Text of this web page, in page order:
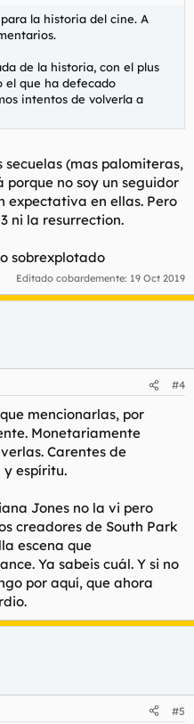
la historia del cine. A
de la historia, con el plus
el que ha defecado
intentos de volverla a
secuelas (mas palomiteras,
porque no soy un seguidor
expectativa en ellas. Pero
ni la resurrection.
sobrexplotado
Editado cobardemente: 19 Oct 2019
#4
mencionarlas, por
Monetariamente
Carentes de
espíritu.
Jones no la vi pero
creadores de South Park
escena que
Ya sabeis cuál. Y si no
por aquí, que ahora
#5